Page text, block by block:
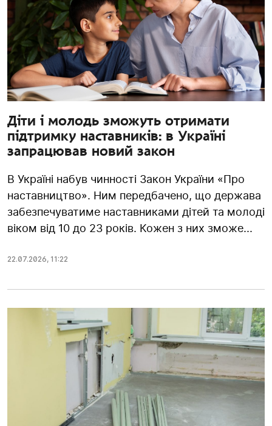
Діти і молодь зможуть отримати
підтримку наставників: в Україні
запрацював новий закон
В Україні набув чинності Закон України «Про
наставництво». Ним передбачено, що держава
забезпечуватиме наставниками дітей та молоді
віком від 10 до 23 років. Кожен з них зможе...
22.07.2026, 11:22